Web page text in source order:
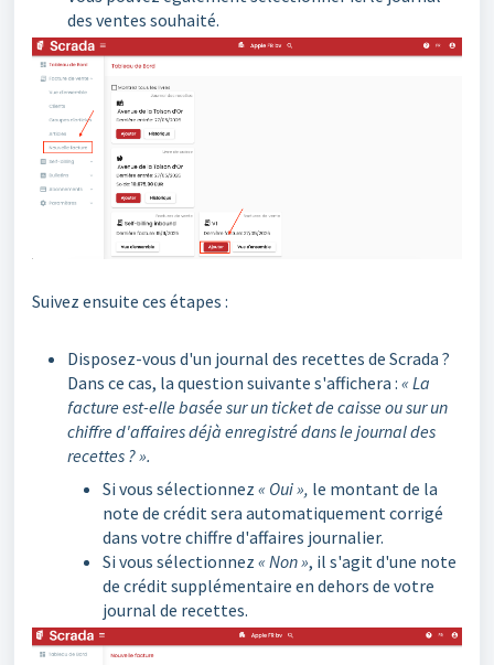
des ventes souhaité.
Suivez ensuite ces étapes :
Disposez-vous d'un journal des recettes de Scrada ?
Dans ce cas, la question suivante s'affichera : « La
facture est-elle basée sur un ticket de caisse ou sur un
chiffre d'affaires déjà enregistré dans le journal des
recettes ? ».
Si vous sélectionnez « Oui », le montant de la
note de crédit sera automatiquement corrigé
dans votre chiffre d'affaires journalier.
Si vous sélectionnez « Non », il s'agit d'une note
de crédit supplémentaire en dehors de votre
journal de recettes.